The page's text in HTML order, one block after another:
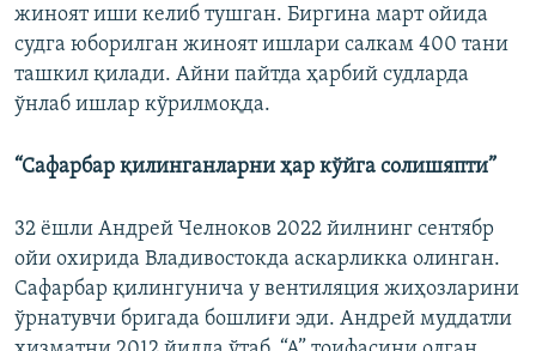
жиноят иши келиб тушган. Биргина март ойида
судга юборилган жиноят ишлари салкам 400 тани
ташкил қилади. Айни пайтда ҳарбий судларда
ўнлаб ишлар кўрилмоқда.
“Сафарбар қилинганларни ҳар кўйга солишяпти”
32 ёшли Андрей Челноков 2022 йилнинг сентябр
ойи охирида Владивостокда аскарликка олинган.
Сафарбар қилингунича у вентиляция жиҳозларини
ўрнатувчи бригада бошлиғи эди. Андрей муддатли